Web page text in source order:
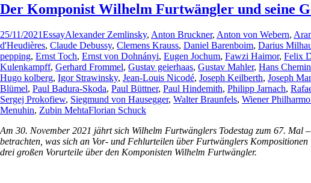
Der Komponist Wilhelm Furtwängler und seine
25/11/2021EssayAlexander Zemlinsky, Anton Bruckner, Anton von Webern,
d'Heudières, Claude Debussy, Clemens Krauss, Daniel Barenboim, Darius
pepping, Ernst Toch, Ernst von Dohnányi, Eugen Jochum, Fawzi Haimor, Felix
Kulenkampff, Gerhard Frommel, Gustav geierhaas, Gustav Mahler, Hans
Hugo kolberg, Igor Strawinsky, Jean-Louis Nicodé, Joseph Keilberth, Joseph
Blümel, Paul Badura-Skoda, Paul Büttner, Paul Hindemith, Philipp Jarnach,
Sergej Prokofiew, Siegmund von Hausegger, Walter Braunfels, Wiener
Menuhin, Zubin MehtaFlorian Schuck
Am 30. November 2021 jährt sich Wilhelm Furtwänglers Todestag zum 67. Mal
betrachten, was sich an Vor- und Fehlurteilen über Furtwänglers
drei großen Vorurteile über den Komponisten Wilhelm Furtwängler.